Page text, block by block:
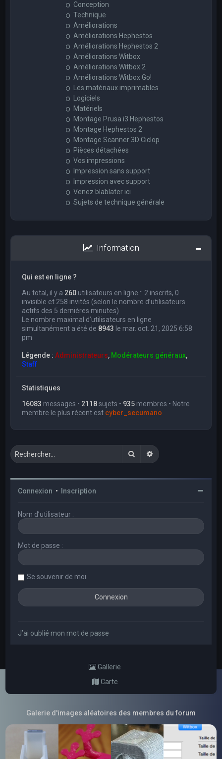
Conception
Technique
Améliorations
Améliorations Hephestos
Améliorations Hephestos 2
Améliorations Witbox
Améliorations Witbox 2
Améliorations Witbox Go!
Les matériaux imprimables
Logiciels
Matériels
Montage Prusa i3 Hephestos
Montage Hephestos 2
Montage Scanner 3D Ciclop
Pièces détachées
Vos impressions
Impression sans support
Impression avec support
Venez blablater ici
Sujets de technique générale
Information
Qui est en ligne ?
Au total, il y a 260 utilisateurs en ligne :: 2 inscrits, 0
invisible et 258 invités (selon le nombre d’utilisateurs
actifs des 5 dernières minutes)
Le nombre maximal d’utilisateurs en ligne
simultanément a été de 8943 le mar. oct. 21, 2025 6:58
pm
Légende :Administrateurs, Modérateurs généraux,
Staff
Statistiques
16083 messages • 2118sujets • 935 membres • Notre
membre le plus récent est cyber_secumano
RechercherRecherche avancée
Connexion • Inscription
Nom d’utilisateur :
Mot de passe :
Se souvenir de moi
J’ai oublié mon mot de passe
Gallerie
Carte
Galerie d'images aléatoires des membres du forum